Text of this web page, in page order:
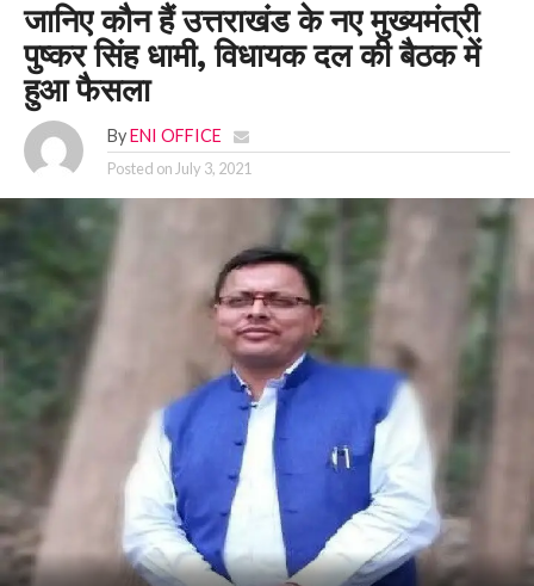
जानिए कौन हैं उत्तराखंड के नए मुख्यमंत्री
पुष्कर सिंह धामी, विधायक दल की बैठक में
हुआ फैसला
By ENI OFFICE
Posted on July 3, 2021